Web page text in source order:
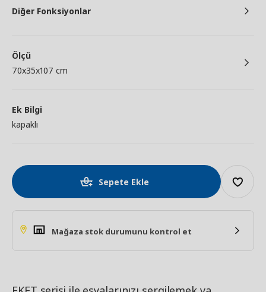
Diğer Fonksiyonlar
Ölçü
70x35x107 cm
Ek Bilgi
kapaklı
Sepete Ekle
Mağaza stok durumunu kontrol et